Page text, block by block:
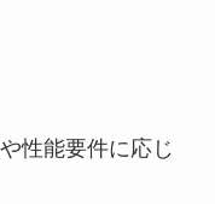
性能要件に応じ